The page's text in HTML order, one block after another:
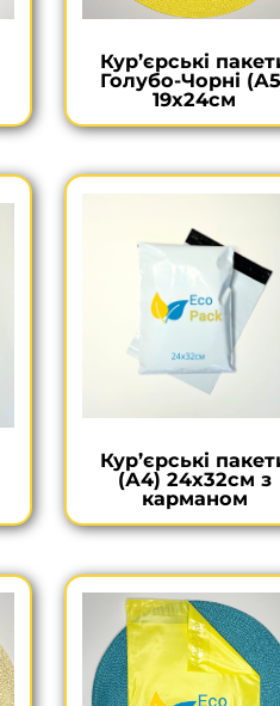
Кур’єрські
Голубо-Чорні
19х24см
Кур’єрські
(А4) 24х32см з
карманом